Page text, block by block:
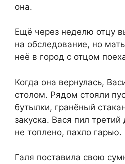
она.
Ещё через неделю отцу
на обследование, но
неё в город с отцом
Когда она вернулась,
столом. Рядом стояли
бутылки, гранёный
закуска. Вася пил
не топлено, пахло гарью.
Галя поставила свою